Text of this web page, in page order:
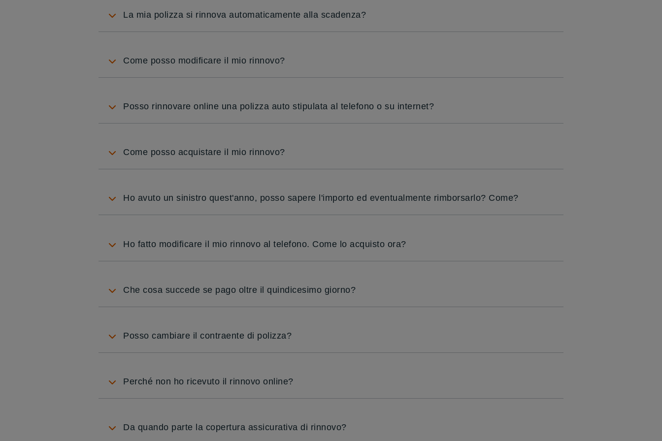
La mia polizza si rinnova automaticamente alla scadenza?
Come posso modificare il mio rinnovo?
Posso rinnovare online una polizza auto stipulata al telefono o su internet?
Come posso acquistare il mio rinnovo?
Ho avuto un sinistro quest'anno, posso sapere l'importo ed eventualmente rimborsarlo? Come?
Ho fatto modificare il mio rinnovo al telefono. Come lo acquisto ora?
Che cosa succede se pago oltre il quindicesimo giorno?
Posso cambiare il contraente di polizza?
Perché non ho ricevuto il rinnovo online?
Da quando parte la copertura assicurativa di rinnovo?